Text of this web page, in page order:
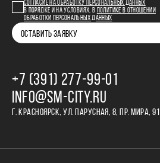
СОГЛАСИЕ НА ОБРАБОТКУ ПЕРСОНАЛЬНЫХ ДАННЫХ
В ПОРЯДКЕ И НА УСЛОВИЯХ, В
ПОЛИТИКЕ В ОТНОШЕНИИ
ОБРАБОТКИ ПЕРСОНАЛЬНЫХ ДАННЫХ
ОСТАВИТЬ ЗАЯВКУ
+7 (391) 277‒99‒01
INFO@SM-CITY.RU
Г. КРАСНОЯРСК, УЛ. ПАРУСНАЯ, 8, ПР. МИРА, 91